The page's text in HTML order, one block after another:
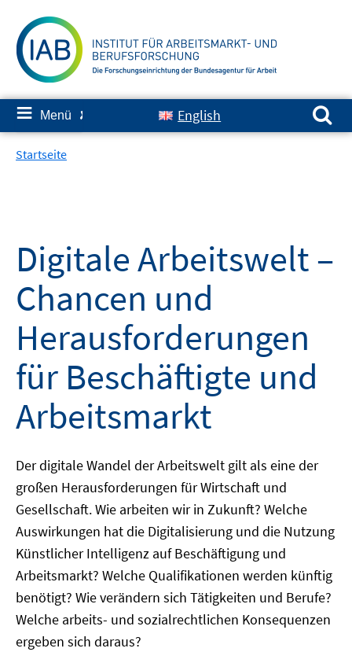
zum
Inhalt
≡ Menü ✘ English
Suchen nach:
Startseite
Digitale Arbeitswelt –
Chancen und
Herausforderungen
für Beschäftigte und
Arbeitsmarkt
Der digitale Wandel der Arbeitswelt gilt als eine der
großen Herausforderungen für Wirtschaft und
Gesellschaft. Wie arbeiten wir in Zukunft? Welche
Auswirkungen hat die Digitalisierung und die Nutzung
Künstlicher Intelligenz auf Beschäftigung und
Arbeitsmarkt? Welche Qualifikationen werden künftig
benötigt? Wie verändern sich Tätigkeiten und Berufe?
Welche arbeits- und sozialrechtlichen Konsequenzen
ergeben sich daraus?